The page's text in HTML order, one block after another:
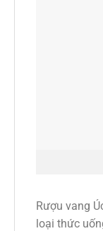
Rượu vang
loại thức